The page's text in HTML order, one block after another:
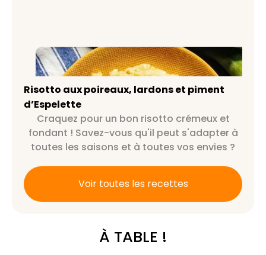
Risotto aux poireaux, lardons et
piment d’Espelette
Risotto aux poireaux, lardons et piment
d’Espelette
Craquez pour un bon risotto crémeux et
fondant ! Savez-vous qu'il peut s'adapter à
toutes les saisons et à toutes vos envies ?
Voir toutes les recettes
À TABLE !